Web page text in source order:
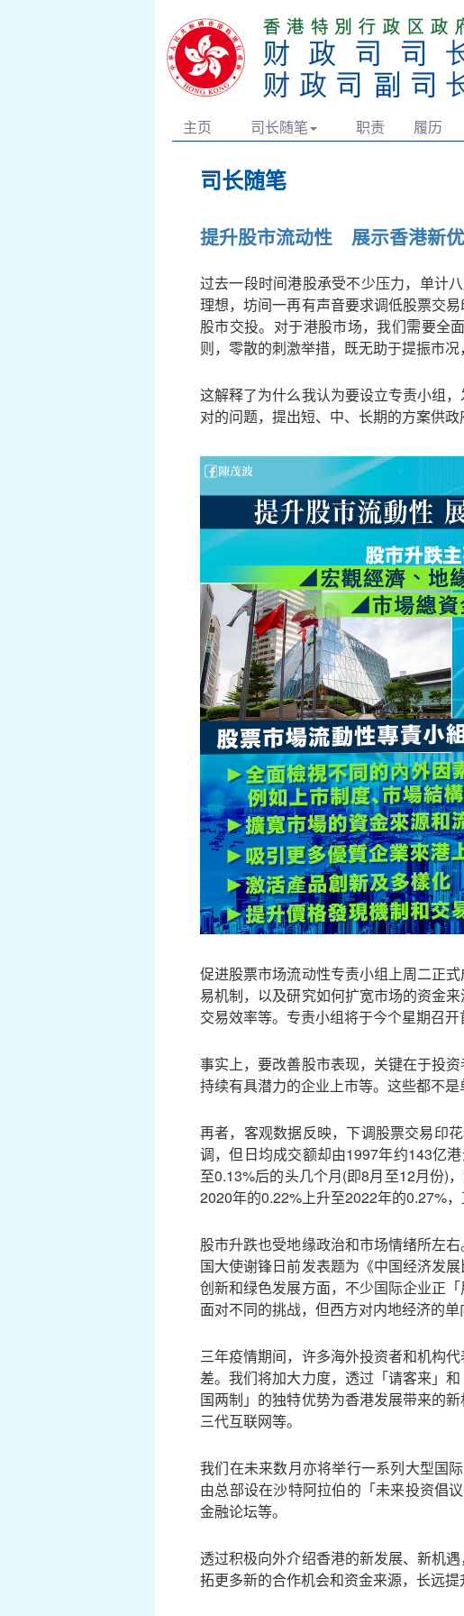
主页
司长随笔 职责 履历
司长随笔
提升股市流动性 展示香港新
过去一段时间港股承受不少压力，单计
理想，坊间一再有声音要求调低股票交
股市交投。对于港股市场，我们需要全
则，零散的刺激举措，既无助于提振市
这解释了为什么我认为要设立专责小组
对的问题，提出短、中、长期的方案供
促进股票市场流动性专责小组上周二正
易机制，以及研究如何扩宽市场的资金
交易效率等。专责小组将于今个星期召开
事实上，要改善股市表现，关键在于投
持续有具潜力的企业上市等。这些都不
再者，客观数据反映，下调股票交易印
调，但日均成交额却由1997年约143亿
至0.13%后的头几个月(即8月至12月份)
2020年的0.22%上升至2022年的0.27%
股市升跌也受地缘政治和市场情绪所左
国大使谢锋日前发表题为《中国经济发
创新和绿色发展方面，不少国际企业正
面对不同的挑战，但西方对内地经济的
三年疫情期间，许多海外投资者和机构
差。我们将加大力度，透过「请客来」
国两制」的独特优势为香港发展带来的
三代互联网等。
我们在未来数月亦将举行一系列大型国
由总部设在沙特阿拉伯的「未来投资倡
金融论坛等。
透过积极向外介绍香港的新发展、新机
拓更多新的合作机会和资金来源，长远